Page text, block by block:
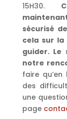
15H30.
sécurisé
cela sur la
guider.
notre
faire
des
une
page